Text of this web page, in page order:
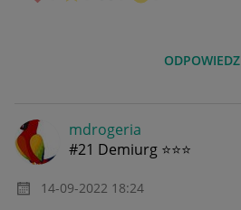
ODPOWIEDZ
mdrogeria
#21 Demiurg ⭐⭐⭐
‎14-09-2022 18:24